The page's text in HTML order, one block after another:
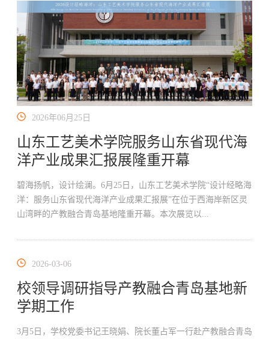
2026年06月25日
山东工艺美术学院服务山东省现代海
洋产业成果汇报展隆重开幕
碧海扬帆，设计绘澜。6月25日，山东工艺美术学院“设计经略海
洋：服务山东省现代海洋产业成果汇报展”在位于西海岸新区灵
山湾畔的产教融合青岛基地隆重开幕。本次展览以...
2026-03-06
校领导调研指导产教融合青岛基地新
学期工作
3月5日，学校党委书记王晓娟、院长董占军一行赴产教融合青岛